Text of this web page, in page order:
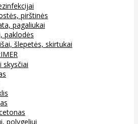
pirštinės
pagaliukai
paklodės
šlepetės, skirtukai
skysčiai
polygeliui